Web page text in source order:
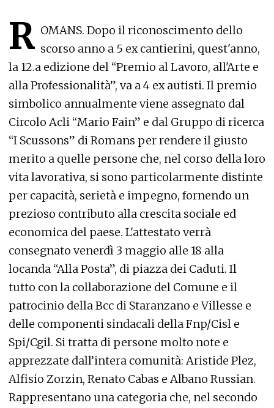
R OMANS. Dopo il riconoscimento dello
scorso anno a 5 ex cantierini, quest'anno,
la 12.a edizione del “Premio al Lavoro, all'Arte e
alla Professionalità”, va a 4 ex autisti. Il premio
simbolico annualmente viene assegnato dal
Circolo Acli “Mario Fain” e dal Gruppo di ricerca
“I Scussons” di Romans per rendere il giusto
merito a quelle persone che, nel corso della loro
vita lavorativa, si sono particolarmente distinte
per capacità, serietà e impegno, fornendo un
prezioso contributo alla crescita sociale ed
economica del paese. L'attestato verrà
consegnato venerdì 3 maggio alle 18 alla
locanda “Alla Posta”, di piazza dei Caduti. Il
tutto con la collaborazione del Comune e il
patrocinio della Bcc di Staranzano e Villesse e
delle componenti sindacali della Fnp/Cisl e
Spi/Cgil. Si tratta di persone molto note e
apprezzate dall’intera comunità: Aristide Plez,
Alfisio Zorzin, Renato Cabas e Albano Russian.
Rappresentano una categoria che, nel secondo